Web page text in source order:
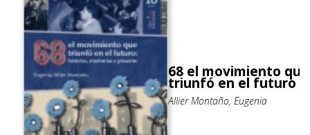
68 el movimiento que
triunfó en el futuro
Allier Montaño, Eugenia